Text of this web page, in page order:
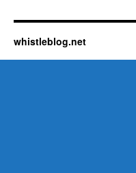
whistleblog.net